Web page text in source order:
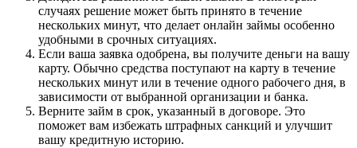
случаях решение может быть принято в течение
нескольких минут, что делает онлайн займы особенно
удобными в срочных ситуациях.
Если ваша заявка одобрена, вы получите деньги на вашу
карту. Обычно средства поступают на карту в течение
нескольких минут или в течение одного рабочего дня, в
зависимости от выбранной организации и банка.
Верните займ в срок, указанный в договоре. Это
поможет вам избежать штрафных санкций и улучшит
вашу кредитную историю.